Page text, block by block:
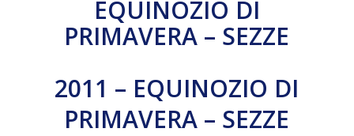
EQUINOZIO DI
PRIMAVERA – SEZZE
2011 – EQUINOZIO DI
PRIMAVERA – SEZZE